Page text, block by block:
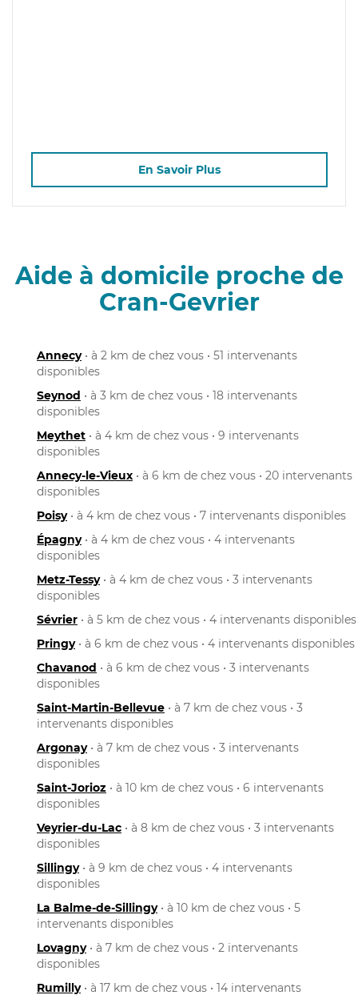
En Savoir Plus
Aide à domicile proche de
Cran-Gevrier
Annecy• à 2 km de chez vous • 51 intervenants
disponibles
Seynod • à 3 km de chez vous • 18 intervenants
disponibles
Meythet • à 4 km de chez vous • 9 intervenants
disponibles
Annecy-le-Vieux • à 6 km de chez vous • 20 intervenants
disponibles
Poisy• à 4 km de chez vous • 7 intervenants disponibles
Épagny• à 4 km de chez vous • 4 intervenants
disponibles
Metz-Tessy• à 4 km de chez vous • 3 intervenants
disponibles
Sévrier • à 5 km de chez vous • 4 intervenants disponibles
Pringy• à 6 km de chez vous • 4 intervenants disponibles
Chavanod • à 6 km de chez vous • 3 intervenants
disponibles
Saint-Martin-Bellevue • à 7 km de chez vous • 3
intervenants disponibles
Argonay• à 7 km de chez vous • 3 intervenants
disponibles
Saint-Jorioz • à 10 km de chez vous • 6 intervenants
disponibles
Veyrier-du-Lac • à 8 km de chez vous • 3 intervenants
disponibles
Sillingy• à 9 km de chez vous • 4 intervenants
disponibles
La Balme-de-Sillingy• à 10 km de chez vous • 5
intervenants disponibles
Lovagny• à 7 km de chez vous • 2 intervenants
disponibles
Rumilly• à 17 km de chez vous • 14 intervenants